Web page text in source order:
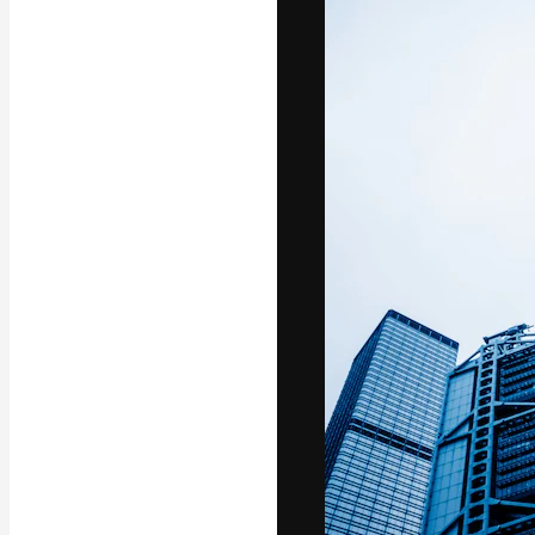
La plataforma
trabajo. Más
entre
Copyright ©